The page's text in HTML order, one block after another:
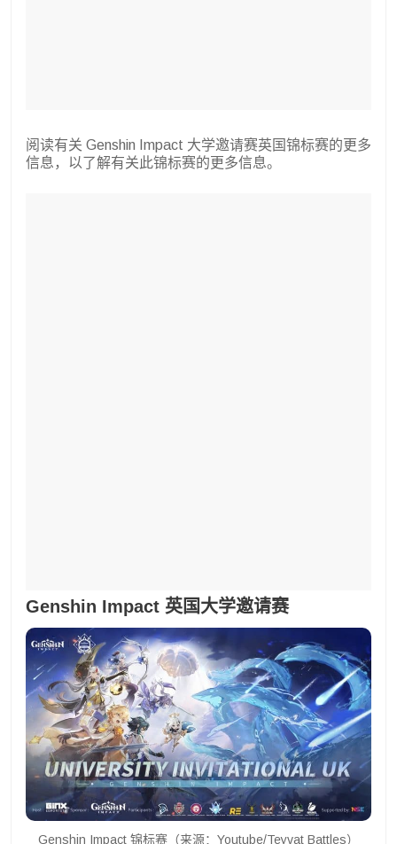
阅读有关 Genshin Impact 大学邀请赛英国锦标赛的更多
信息，以了解有关此锦标赛的更多信息。
Genshin Impact 英国大学邀请赛
Genshin Impact 锦标赛（来源：Youtube/Teyvat Battles）